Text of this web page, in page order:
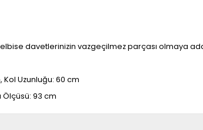
davetlerinizin vazgeçilmez parçası olmaya
Kol Uzunluğu: 60 cm
Ölçüsü: 93 cm